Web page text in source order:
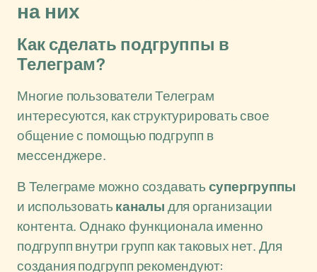
на них
Как сделать подгруппы в
Телеграм?
Многие пользователи Телеграм
интересуются, как структурировать свое
общение с помощью подгрупп в
мессенджере.
В Телеграме можно создаватьсупергруппы
и использоватьканалыдля организации
контента. Однако функционала именно
подгрупп внутри групп как таковых нет. Для
создания подгрупп рекомендуют: